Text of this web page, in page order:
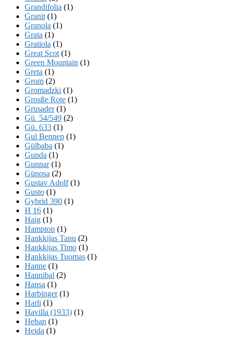
Grandifolia (1)
Granit (1)
Granola (1)
Grata (1)
Gratiola (1)
Great Scot (1)
Green Mountain (1)
Greta (1)
Grom (2)
Gromadzki (1)
Grosße Rote (1)
Grusader(1)
Gü. 54/549 (2)
Gü. 633 (1)
Gul Bennep (1)
Gülbaba (1)
Gunda (1)
Gunnar(1)
Günosa (2)
Gustav Adolf(1)
Gusto (1)
Gybrid 390 (1)
H 16 (1)
Haig (1)
Hampton (1)
Hankkijas Tanu (2)
Hankkijas Timo (1)
Hankkijas Tuomas (1)
Hanne (1)
Hannibal (2)
Hansa (1)
Harbinger(1)
Harli (1)
Havilla (1933) (1)
Heban (1)
Heida (1)